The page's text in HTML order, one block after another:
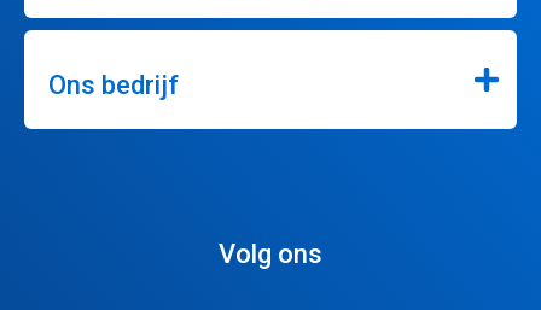
Ons bedrijf
Volg ons